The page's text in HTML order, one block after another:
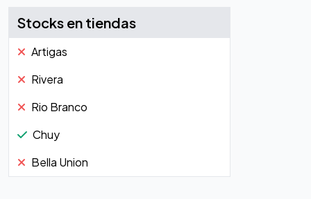
Stocks en tiendas
Artigas
Rivera
Rio Branco
Chuy
Bella Union